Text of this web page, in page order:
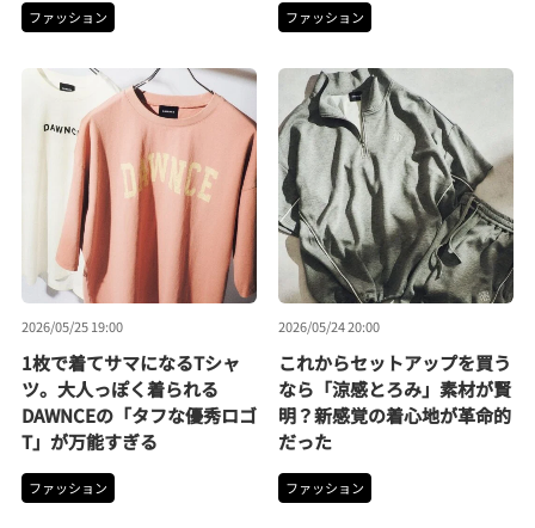
ファッション ファッション
2026/05/25 19:00
1枚で着てサマになるTシャ
ツ。大人っぽく着られる
DAWNCEの「タフな優秀ロゴ
T」が万能すぎる
ファッション
2026/05/24 20:00
これからセットアップを買う
なら「涼感とろみ」素材が賢
明？新感覚の着心地が革命的
だった
ファッション